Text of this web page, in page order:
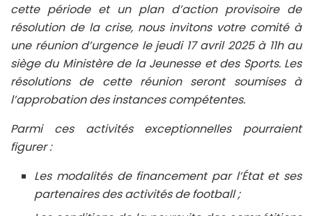
cette période et un plan d’action provisoire de
résolution de la crise, nous invitons votre comité à
une réunion d’urgence le jeudi 17 avril 2025 à 11h au
siège du Ministère de la Jeunesse et des Sports. Les
résolutions de cette réunion seront soumises à
l’approbation des instances compétentes.
Parmi ces activités exceptionnelles pourraient
figurer :
Les modalités de financement par l’État et ses
partenaires des activités de football ;